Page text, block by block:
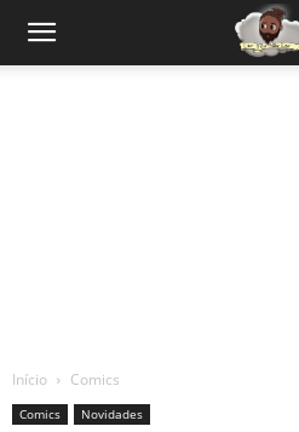
Início Comics
Comics Novidades